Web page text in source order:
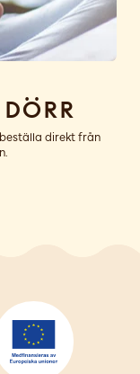
dörr
direkt från